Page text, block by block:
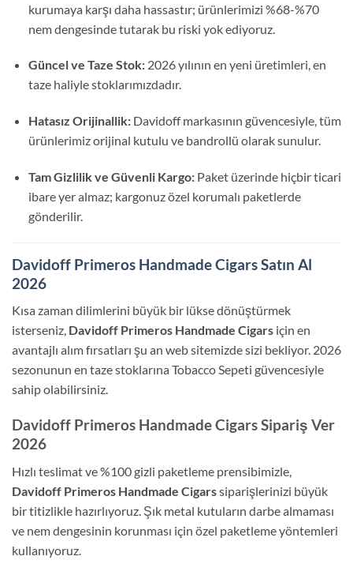
kurumaya karşı daha hassastır; ürünlerimizi %68-%70
nem dengesinde tutarak bu riski yok ediyoruz.
Güncel ve Taze Stok:2026 yılının en yeni üretimleri, en
taze haliyle stoklarımızdadır.
Hatasız Orijinallik:Davidoff markasının güvencesiyle, tüm
ürünlerimiz orijinal kutulu ve bandrollü olarak sunulur.
Tam Gizlilik ve Güvenli Kargo:Paket üzerinde hiçbir ticari
ibare yer almaz; kargonuz özel korumalı paketlerde
gönderilir.
Davidoff Primeros Handmade Cigars Satın Al
2026
Kısa zaman dilimlerini büyük bir lükse dönüştürmek
isterseniz, Davidoff Primeros Handmade Cigars için en
avantajlı alım fırsatları şu an web sitemizde sizi bekliyor. 2026
sezonunun en taze stoklarına Tobacco Sepeti güvencesiyle
sahip olabilirsiniz.
Davidoff Primeros Handmade Cigars Sipariş Ver
2026
Hızlı teslimat ve %100 gizli paketleme prensibimizle,
Davidoff Primeros Handmade Cigarssiparişlerinizi büyük
bir titizlikle hazırlıyoruz. Şık metal kutuların darbe almaması
ve nem dengesinin korunması için özel paketleme yöntemleri
kullanıyoruz.